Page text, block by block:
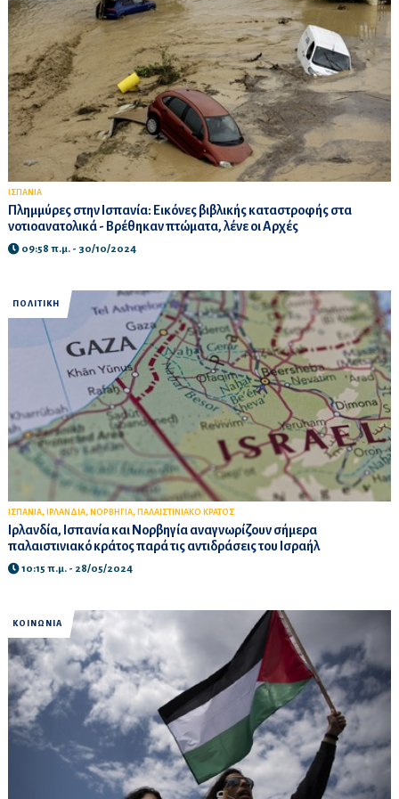
ΙΣΠΑΝΙΑ
Πλημμύρες στην Ισπανία: Εικόνες βιβλικής καταστροφής στα
νοτιοανατολικά - Βρέθηκαν πτώματα, λένε οι Αρχές
09:58 π.μ. - 30/10/2024
ΠΟΛΙΤΙΚΗ
ΙΣΠΑΝΙΑ, ΙΡΛΑΝΔΙΑ, ΝΟΡΒΗΓΙΑ, ΠΑΛΑΙΣΤΙΝΙΑΚΟ ΚΡΑΤΟΣ
Ιρλανδία, Ισπανία και Νορβηγία αναγνωρίζουν σήμερα
παλαιστινιακό κράτος παρά τις αντιδράσεις του Ισραήλ
10:15 π.μ. - 28/05/2024
ΚΟΙΝΩΝΙΑ